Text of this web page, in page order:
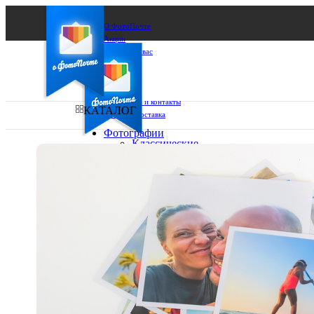
О ФотоПочте
Акции
Сделаем за вас
Бизнесу
FAQ
Франшиза
Поддержка и контакты
Оплата и доставка
Выберите из списка:
КАТАЛОГ
Фотографии
Классические
10х15
15х15
15х20
20х20
20х30
30х30
30х40
Фото
в